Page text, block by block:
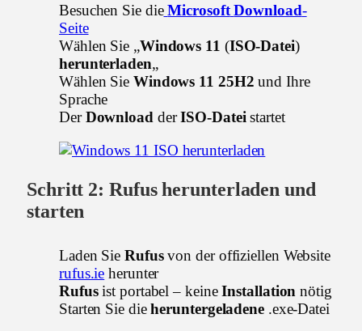
Besuchen Sie die Microsoft Download-
Seite
Wählen Sie „Windows 11 (ISO-Datei)
herunterladen„
Wählen Sie Windows 11 25H2 und Ihre
Sprache
DerDownload derISO-Datei startet
Schritt 2: Rufus herunterladen und
starten
Laden SieRufusvon der offiziellen Website
rufus.ie herunter
Rufusist portabel – keineInstallation nötig
Starten Sie dieheruntergeladene.exe-Datei